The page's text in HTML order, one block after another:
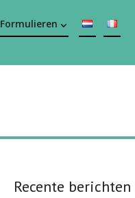
Formulieren
Recente berichten